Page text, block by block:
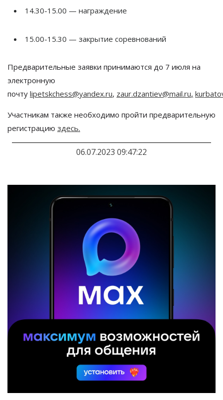
14.30-15.00 — награждение
15.00-15.30 — закрытие соревнований
Предварительные заявки принимаются до 7 июля на
электронную
почту lipetskchess@yandex.ru, zaur.dzantiev@mail.ru,
Участникам также необходимо пройти предварительную
регистрацию здесь.
06.07.2023 09:47:22